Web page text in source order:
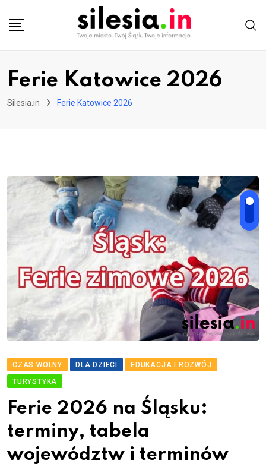
Ferie Katowice 2026
Silesia.in Ferie Katowice 2026
CZAS WOLNY DLA DZIECI
EDUKACJA I ROZWÓJ
TURYSTYKA
Ferie 2026 na Śląsku:
terminy, tabela
województw i terminów